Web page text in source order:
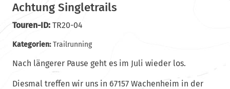
Achtung Singletrails
Touren-ID:TR20-04
Kategorien:Trailrunning
Nach längerer Pause geht es im Juli wieder los.
Diesmal treffen wir uns in 67157 Wachenheim in der